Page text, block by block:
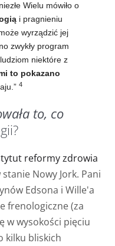
Wielu mówiło o
i pragnieniu
wyrządzić jej
zwykły program
niektóre z
to pokazano
4
to, co
reformy zdrowia
Nowy Jork. Pani
Edsona i Wille'a
frenologiczne (za
w wysokości pięciu
kilku bliskich